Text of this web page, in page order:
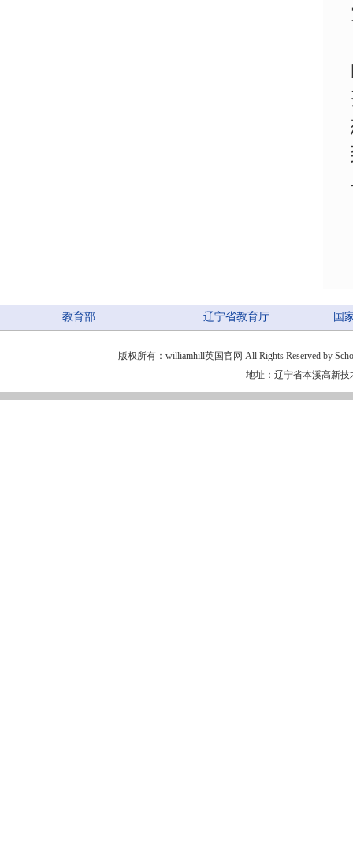
教育部 辽宁省教育厅 国
版权所有：williamhill英国官网 All Rights Reserved by
地址：辽宁省本溪高新技